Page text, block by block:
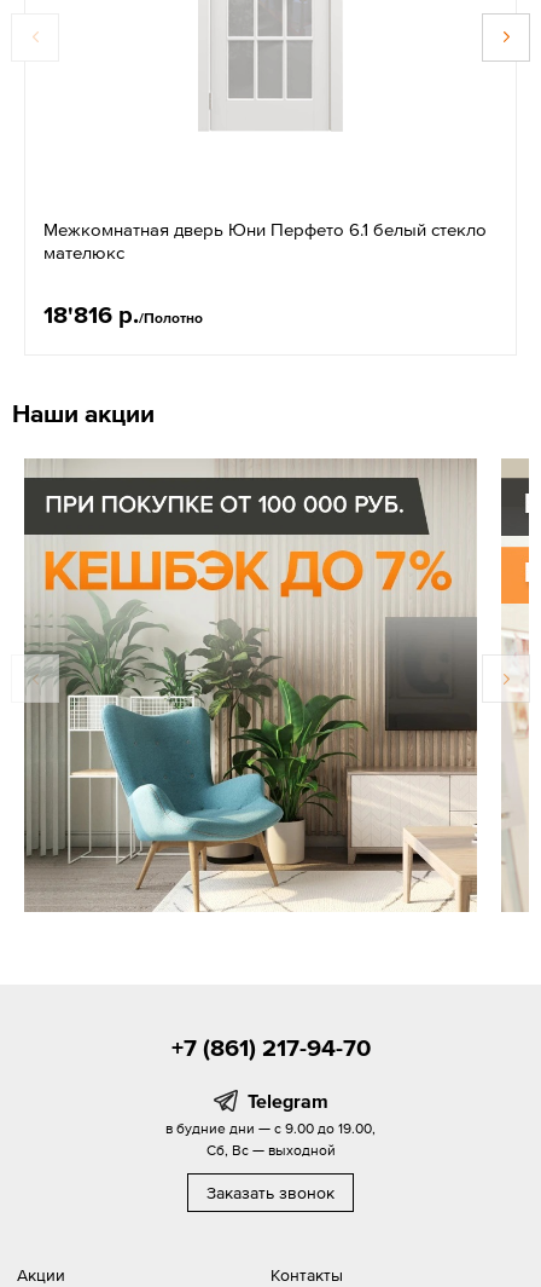
Межкомнатная дверь Юни Перфето 6.1 белый стекло
мателюкс
18'816 р./Полотно
Наши акции
Акции Контакты
+7 (861) 217-94-70
Telegram
в будние дни — с 9.00 до 19.00,
Сб, Вс — выходной
Заказать звонок